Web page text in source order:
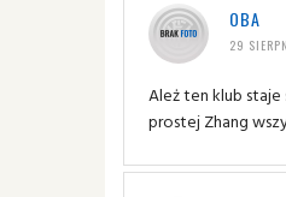
OBA
29
Ależ ten klub
prostej Zhang